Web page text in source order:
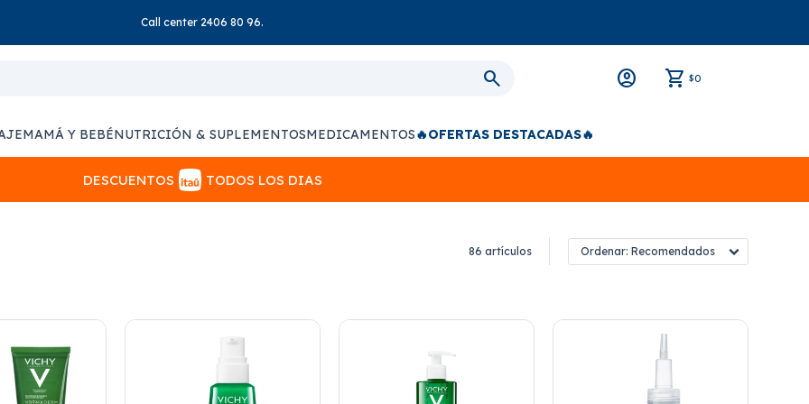
Call center 2406 80 96.
$0
MAMÁ Y BEBÉNUTRICIÓN & SUPLEMENTOSMEDICAMENTOS🔥OFERTAS DESTACADAS🔥
DESCUENTOS TODOS LOS DIAS
86 artículos Recomendados